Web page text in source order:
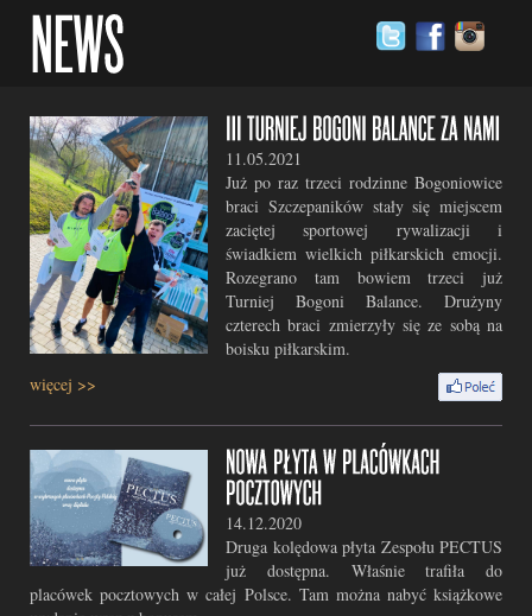
11.05.2021
Już po raz trzeci rodzinne Bogoniowice
braci Szczepaników stały się miejscem
zaciętej sportowej rywalizacji i
świadkiem wielkich piłkarskich emocji.
Rozegrano tam bowiem trzeci już
Turniej Bogoni Balance. Drużyny
czterech braci zmierzyły się ze sobą na
boisku piłkarskim.
więcej >>
14.12.2020
Druga kolędowa płyta Zespołu PECTUS
już dostępna. Właśnie trafiła do
placówek pocztowych w całej Polsce. Tam można nabyć książkowe